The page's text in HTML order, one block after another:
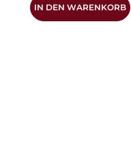
IN DEN WARENKORB